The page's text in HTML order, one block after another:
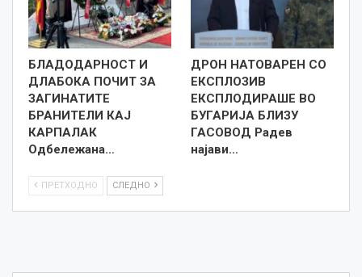
БЛАДОДАРНОСТ И
ДЛАБОКА ПОЧИТ ЗА
ЗАГИНАТИТЕ
БРАНИТЕЛИ КАЈ
КАРПАЛАК
Одбележана…
ДРОН НАТОВАРЕН СО
ЕКСПЛОЗИВ
ЕКСПЛОДИРАШЕ ВО
БУГАРИЈА БЛИЗУ
ГАСОВОД Радев
најави…
ПРЕТХОДНО СЛЕДНО